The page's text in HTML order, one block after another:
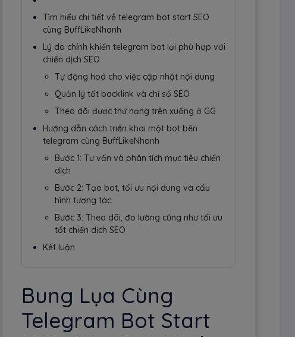
Tìm hiểu chi tiết về telegram bot start SEO
cùng BuffLikeNhanh
Lý do chính khiến telegram bot lại phù hợp với
chiến dịch SEO
Tự động hoá cho việc cập nhật nội dung
Quản lý tốt backlink và chỉ số SEO
Theo dõi được thứ hạng trên xuống ở GG
Hướng dẫn cách triển khai một bot bên
telegram cùng BuffLikeNhanh
Bước 1: Tư vấn và phân tích mục tiêu chiến
dịch
Bước 2: Tạo bot, tối ưu nội dung và cấu
hình tương tác
Bước 3: Theo dõi, đo lường cũng như tối ưu
tốt chiến dịch SEO
Kết luận
Bung Lụa Cùng
Telegram Bot Start